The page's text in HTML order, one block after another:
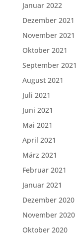
Januar 2022
Dezember 2021
November 2021
Oktober 2021
September 2021
August 2021
Juli 2021
Juni 2021
Mai 2021
April 2021
März 2021
Februar 2021
Januar 2021
Dezember 2020
November 2020
Oktober 2020